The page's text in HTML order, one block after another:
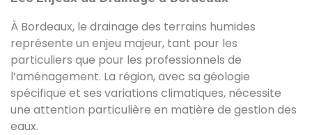
À Bordeaux, le drainage des terrains humides
représente un enjeu majeur, tant pour les
particuliers que pour les professionnels de
l’aménagement. La région, avec sa géologie
spécifique et ses variations climatiques, nécessite
une attention particulière en matière de gestion des
eaux.